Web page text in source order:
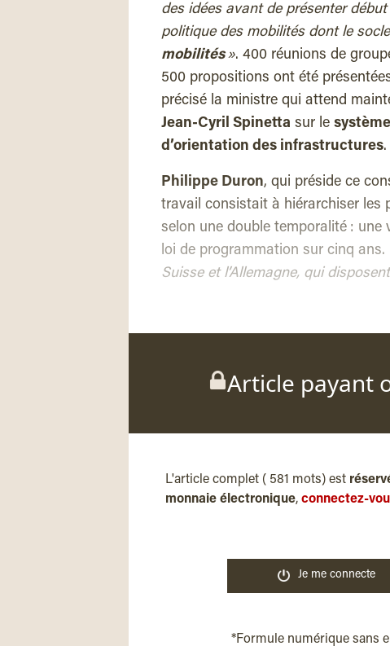
des idées avant de présenter
politique des mobilités dont le
mobilités». 400 réunions de
500 propositions ont été
précisé la ministre qui attend
Jean-Cyril Spinetta sur le
d’orientation des infrastructures.
Philippe Duron, qui préside ce
travail consistait à hiérarchiser les
selon une double temporalité : une
loi de programmation sur cinq ans.
Suisse et l’Allemagne, qui
Article payant
L'article complet ( 581 mots) est
monnaie électronique, connectez-
Je me connecte
*Formule numérique sans